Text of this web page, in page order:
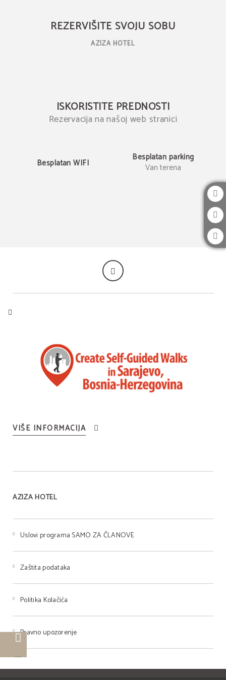
REZERVIŠITE SVOJU SOBU
AZIZA HOTEL
ISKORISTITE PREDNOSTI
Rezervacija na našoj web stranici
Besplatan WIFI
Besplatan parking
Van terena
VIŠE INFORMACIJA
AZIZA HOTEL
Uslovi programa SAMO ZA ČLANOVE
Zaštita podataka
Politika Kolačića
Pravno upozorenje
Treba Vam nešto?
MOŽETE NAS KONTAKTIRATI DIREKTNO PUTEM